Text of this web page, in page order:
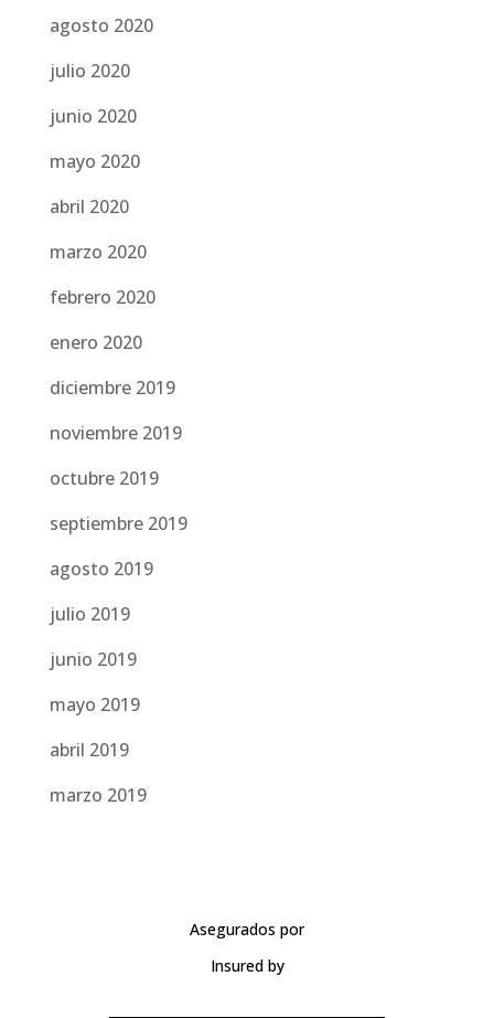
agosto 2020
julio 2020
junio 2020
mayo 2020
abril 2020
marzo 2020
febrero 2020
enero 2020
diciembre 2019
noviembre 2019
octubre 2019
septiembre 2019
agosto 2019
julio 2019
junio 2019
mayo 2019
abril 2019
marzo 2019
Asegurados por
Insured by